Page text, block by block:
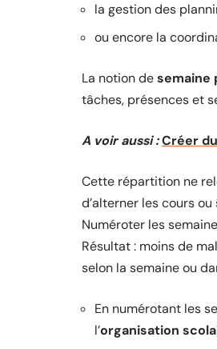
la gestion des
ou encore la
La notion desemaine
tâches, présences et
A voir aussi :Créer
Cette répartition ne
d’alterner les cours
Numéroter les
Résultat : moins de
selon la semaine ou
En numérotant les
l’organisation